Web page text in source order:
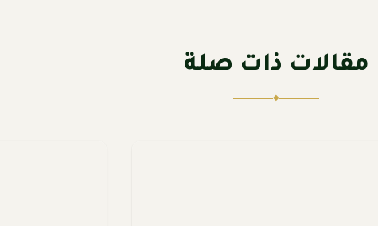
مقالات ذات صلة
◆